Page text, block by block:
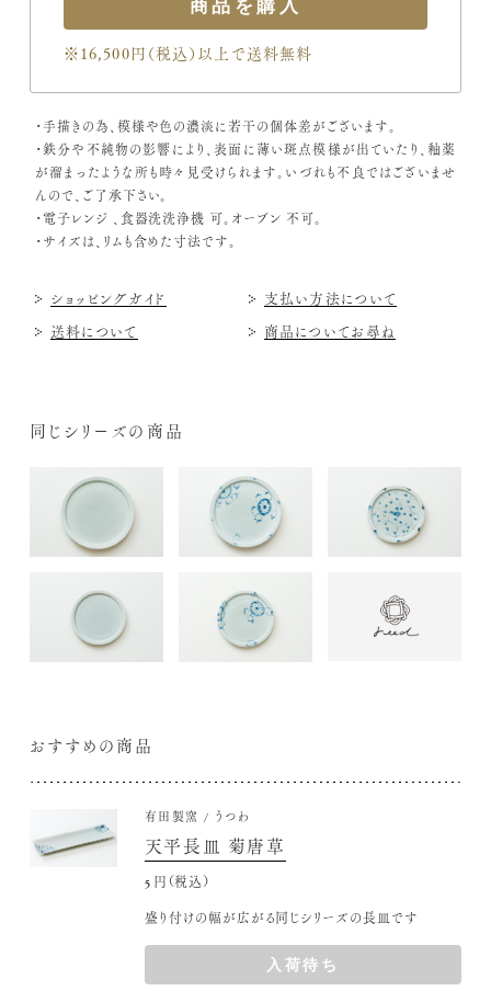
※16,500円（税込）以上で送料無料
・手描きの為、模様や色の濃淡に若干の個体差がございます。
・鉄分や不純物の影響により、表面に薄い斑点模様が出ていたり、釉薬
が溜まったような所も時々見受けられます。いづれも不良ではございませ
んので、ご了承下さい。
・電子レンジ 、食器洗洗浄機 可。オーブン 不可。
・サイズは、リムも含めた寸法です。
ショッピングガイド
支払い方法について
送料について
商品についてお尋ね
同じシリーズの商品
おすすめの商品
有田製窯 うつわ
天平長皿 菊唐草
5,280円(税込)
盛り付けの幅が広がる同じシリーズの長皿です
入荷待ち